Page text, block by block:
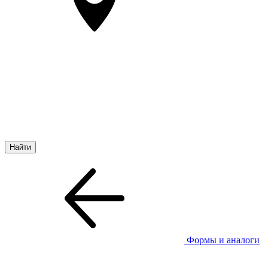
Формы и аналоги